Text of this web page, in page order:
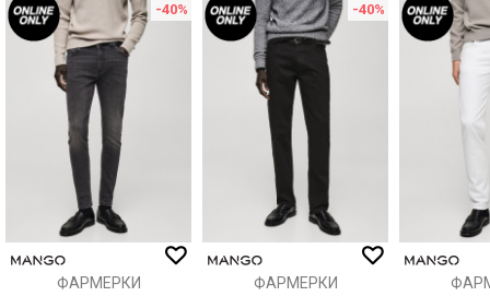
Порака
ИСПРАТИ
-40%
ФАРМЕРКИ
-40%
ФАРМЕРКИ